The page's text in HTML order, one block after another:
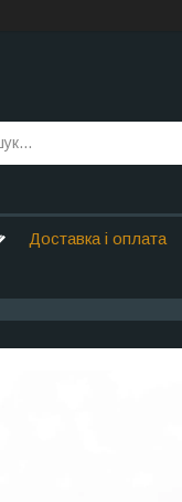
Доставка і оплата